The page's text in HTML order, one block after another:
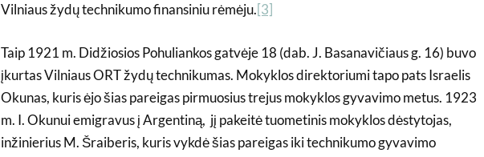
Vilniaus žydų technikumo finansiniu rėmėju.[3]
Taip 1921 m. Didžiosios Pohuliankos gatvėje 18 (dab. J. Basanavičiaus g. 16) buvo
įkurtas Vilniaus ORT žydų technikumas. Mokyklos direktoriumi tapo pats Israelis
Okunas, kuris ėjo šias pareigas pirmuosius trejus mokyklos gyvavimo metus. 1923
m. I. Okunui emigravus į Argentiną, jį pakeitė tuometinis mokyklos dėstytojas,
inžinierius M. Šraiberis, kuris vykdė šias pareigas iki technikumo gyvavimo